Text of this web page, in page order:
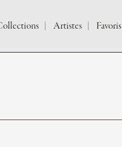
Artistes Favoris